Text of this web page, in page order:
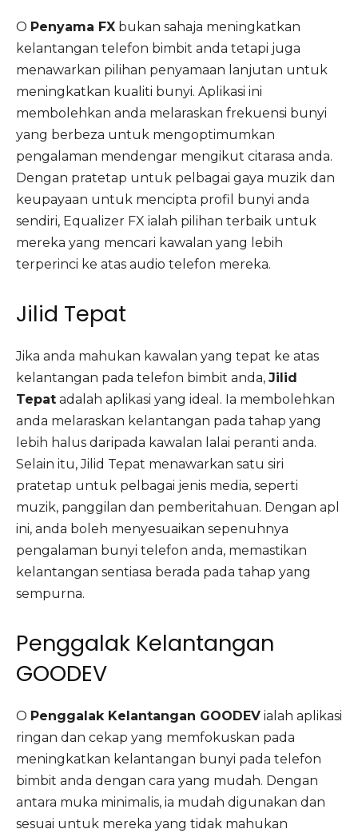
O Penyama FX bukan sahaja meningkatkan
kelantangan telefon bimbit anda tetapi juga
menawarkan pilihan penyamaan lanjutan untuk
meningkatkan kualiti bunyi. Aplikasi ini
membolehkan anda melaraskan frekuensi bunyi
yang berbeza untuk mengoptimumkan
pengalaman mendengar mengikut citarasa anda.
Dengan pratetap untuk pelbagai gaya muzik dan
keupayaan untuk mencipta profil bunyi anda
sendiri, Equalizer FX ialah pilihan terbaik untuk
mereka yang mencari kawalan yang lebih
terperinci ke atas audio telefon mereka.
Jilid Tepat
Jika anda mahukan kawalan yang tepat ke atas
kelantangan pada telefon bimbit anda, Jilid
Tepat adalah aplikasi yang ideal. Ia membolehkan
anda melaraskan kelantangan pada tahap yang
lebih halus daripada kawalan lalai peranti anda.
Selain itu, Jilid Tepat menawarkan satu siri
pratetap untuk pelbagai jenis media, seperti
muzik, panggilan dan pemberitahuan. Dengan apl
ini, anda boleh menyesuaikan sepenuhnya
pengalaman bunyi telefon anda, memastikan
kelantangan sentiasa berada pada tahap yang
sempurna.
Penggalak Kelantangan
GOODEV
O Penggalak Kelantangan GOODEV ialah aplikasi
ringan dan cekap yang memfokuskan pada
meningkatkan kelantangan bunyi pada telefon
bimbit anda dengan cara yang mudah. Dengan
antara muka minimalis, ia mudah digunakan dan
sesuai untuk mereka yang tidak mahukan